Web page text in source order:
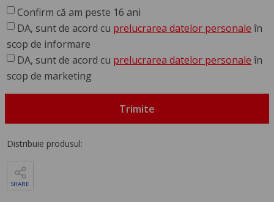
Confirm că am peste 16 ani
DA, sunt de acord cu prelucrarea datelor personale în
scop de informare
DA, sunt de acord cu prelucrarea datelor personale în
scop de marketing
Trimite
Distribuie produsul:
SHARE